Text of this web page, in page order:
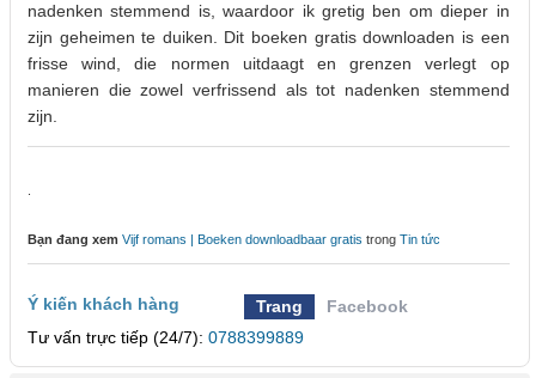
nadenken stemmend is, waardoor ik gretig ben om dieper in
zijn geheimen te duiken. Dit boeken gratis downloaden is een
frisse wind, die normen uitdaagt en grenzen verlegt op
manieren die zowel verfrissend als tot nadenken stemmend
zijn.
Bạn đang xem Vijf romans | Boeken downloadbaar gratis trong Tin tức
Ý kiến khách hàng Trang
Facebook
Tư vấn trực tiếp (24/7): 0788399889